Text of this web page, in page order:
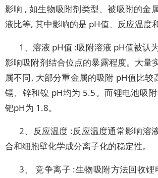
影响 , 如生物吸附剂类型、被吸附的金
液比等, 其中影响的是 pH值、反应温度
1、溶液 pH值 :吸附溶液 pH值被认
影响吸附剂结合位点的暴露程度。大量
属不同, 大部分重金属的吸附 pH值比
镉、锌和镍 pH均为 5.5。而锂电池吸
钯pH为 1.8。
2、反应温度 :反应温度通常影响溶
合和细胞壁化学成分离子化的稳定性。
3、 竞争离子 :生物吸附方法回收